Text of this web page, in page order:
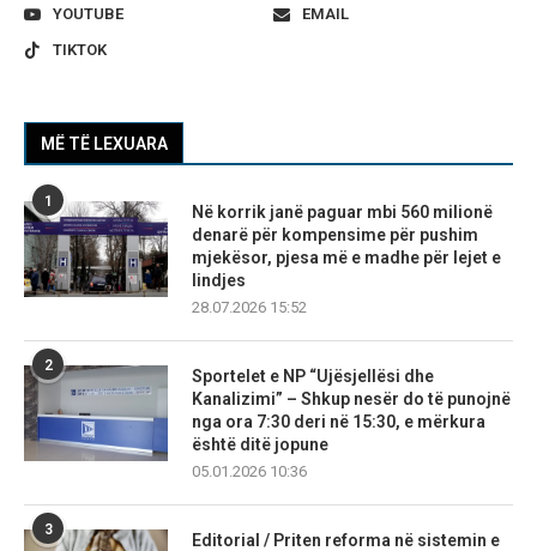
YOUTUBE
EMAIL
TIKTOK
MË TË LEXUARA
1
Në korrik janë paguar mbi 560 milionë
denarë për kompensime për pushim
mjekësor, pjesa më e madhe për lejet e
lindjes
28.07.2026 15:52
2
Sportelet e NP “Ujësjellësi dhe
Kanalizimi” – Shkup nesër do të punojnë
nga ora 7:30 deri në 15:30, e mërkura
është ditë jopune
05.01.2026 10:36
3
Editorial / Priten reforma në sistemin e